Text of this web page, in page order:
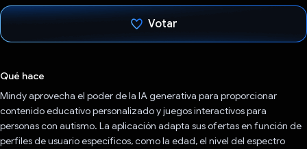
Votar
Qué hace
Mindy aprovecha el poder de la IA generativa para proporcionar
contenido educativo personalizado y juegos interactivos para
personas con autismo. La aplicación adapta sus ofertas en función de
perfiles de usuario específicos, como la edad, el nivel del espectro